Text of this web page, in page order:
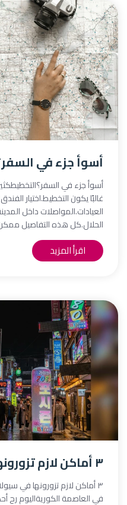
أسوأ جزء في
أسوأ جزء في
غالبًا يكون التخطيط.اختيار
العيادات.المواصلات داخل
الحلال.كل هذه التفاصيل
اقرأ المزيد
٣ أماكن لازم تزورونها في سيول
٣ أماكن لازم تزورونها في